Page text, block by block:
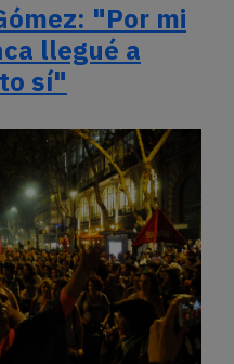
"Por mi
llegué a
sí"